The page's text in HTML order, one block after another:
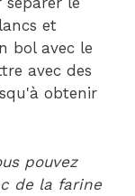
et
bol avec le
avec des
obtenir
pouvez
de la farine